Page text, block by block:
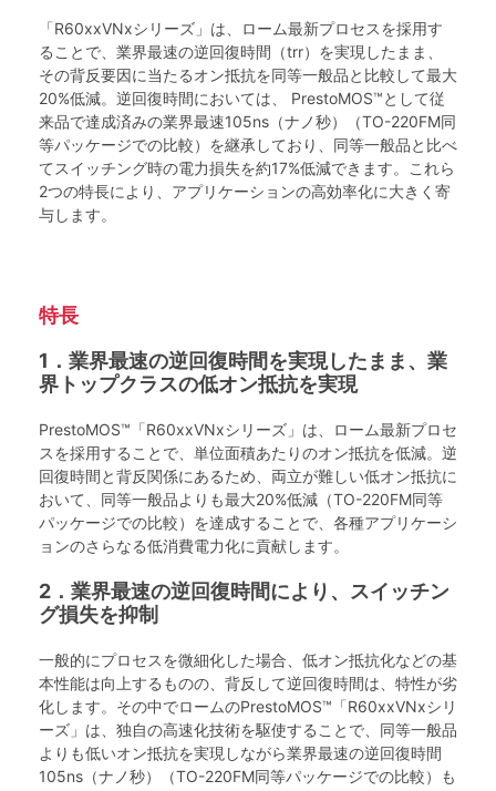
「R60xxVNxシリーズ」は、ローム最新プロセスを採用す
ることで、業界最速の逆回復時間（trr）を実現したまま、
その背反要因に当たるオン抵抗を同等一般品と比較して最大
20%低減。逆回復時間においては、 PrestoMOS™として従
来品で達成済みの業界最速105ns（ナノ秒）（TO-220FM同
等パッケージでの比較）を継承しており、同等一般品と比べ
てスイッチング時の電力損失を約17%低減できます。これら
2つの特長により、アプリケーションの高効率化に大きく寄
与します。
特長
1．業界最速の逆回復時間を実現したまま、業
界トップクラスの低オン抵抗を実現
PrestoMOS™「R60xxVNxシリーズ」は、ローム最新プロセ
スを採用することで、単位面積あたりのオン抵抗を低減。逆
回復時間と背反関係にあるため、両立が難しい低オン抵抗に
おいて、同等一般品よりも最大20%低減（TO-220FM同等
パッケージでの比較）を達成することで、各種アプリケーシ
ョンのさらなる低消費電力化に貢献します。
2．業界最速の逆回復時間により、スイッチン
グ損失を抑制
一般的にプロセスを微細化した場合、低オン抵抗化などの基
本性能は向上するものの、背反して逆回復時間は、特性が劣
化します。その中でロームのPrestoMOS™「R60xxVNxシリ
ーズ」は、独自の高速化技術を駆使することで、同等一般品
よりも低いオン抵抗を実現しながら業界最速の逆回復時間
105ns（ナノ秒）（TO-220FM同等パッケージでの比較）も